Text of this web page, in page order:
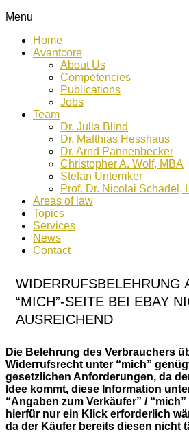
Menu
Home
Avantcore
About Us
Competencies
Publications
Jobs
Team
Dr. Julia Blind
Dr. Matthias Hesshaus
Dr. Arnd Pannenbecker
Christopher A. Wolf, MBA
Stefan Unterriker
Prof. Dr. Nicolai Schädel,
Areas of law
Topics
Services
News
Contact
WIDERRUFSBELEHRUNG
“MICH”-SEITE BEI EBAY
AUSREICHEND
Die Belehrung des Verbrauchers
Widerrufsrecht unter “mich”
gesetzlichen Anforderungen, da
Idee kommt, diese Information
“Angaben zum Verkäufer” /
hierfür nur ein Klick erforderlich
da der Käufer bereits diesen nicht